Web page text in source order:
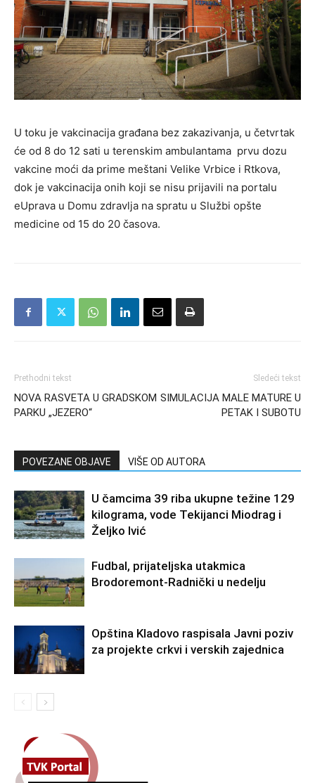
U toku je vakcinacija građana bez zakazivanja, u četvrtak
će od 8 do 12 sati u terenskim ambulantama prvu dozu
vakcine moći da prime meštani Velike Vrbice i Rtkova,
dok je vakcinacija onih koji se nisu prijavili na portalu
eUprava u Domu zdravlja na spratu u Službi opšte
medicine od 15 do 20 časova.
Prethodni tekst
NOVA RASVETA U GRADSKOM
PARKU „JEZERO“
Sledeći tekst
SIMULACIJA MALE MATURE U
PETAK I SUBOTU
POVEZANE OBJAVE VIŠE OD AUTORA
U čamcima 39 riba ukupne težine 129
kilograma, vode Tekijanci Miodrag i
Željko Ivić
Fudbal, prijateljska utakmica
Brodoremont-Radnički u nedelju
Opština Kladovo raspisala Javni poziv
za projekte crkvi i verskih zajednica